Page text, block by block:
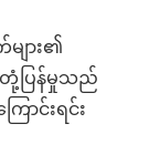
ျား၏
တုံ့ပြန်မှုသည်
ာင်းရင်း